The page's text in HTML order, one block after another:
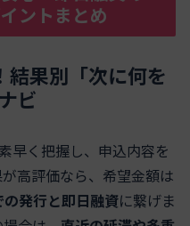
ントまとめ
結果別「次に何を
ビ
早く把握し、申込内容を
高評価なら、希望金額は
の発行と即日融資に繋げま